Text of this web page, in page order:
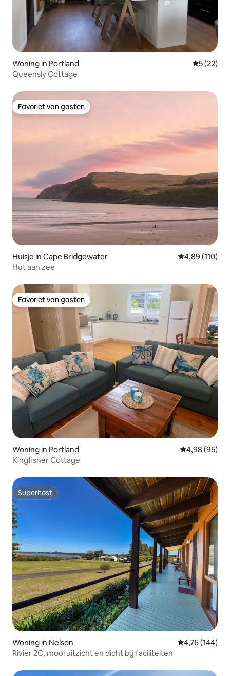
Woning in Portland
5 (22)
Queensly Cottage
Favoriet van gasten
Favoriet van gasten
Huisje in Cape Bridgewater Gemiddelde
4,89 (110)
Hut aan zee
Favoriet van gasten
Favoriet van gasten
Woning in Portland Gemiddelde
4,98 (95)
Kingfisher Cottage
Superhost
Superhost
Woning in Nelson Gemiddelde
4,76 (144)
Rivier 2C, mooi uitzicht en dicht bij faciliteiten